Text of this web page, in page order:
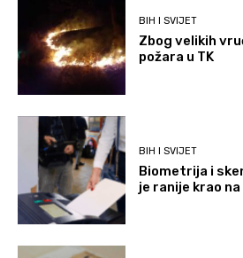
BIH I SVIJET
Zbog velikih
požara u TK
BIH I SVIJET
Biometrija i
je ranije krao